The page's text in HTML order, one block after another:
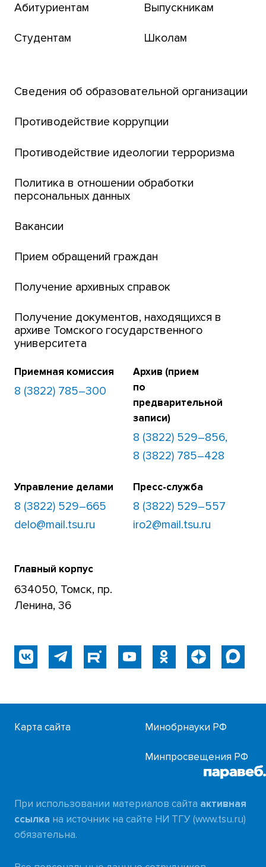
Транссибирский научный путь
Парк социогуманитарных технологий ТГУ
Английский для всех
ТГУ
Интернет-лицей
Открытые онлайн-курсы (MOOCs)
Платежи онлайн
Банк инициатив по развитию университета
Абитуриентам
Студентам
Выпускникам
Школам
Сведения об образовательной организации
Противодействие коррупции
Противодействие идеологии терроризма
Политика в отношении обработки
персональных данных
Вакансии
Прием обращений граждан
Получение архивных справок
Получение документов, находящихся в
архиве Томского государственного
университета
Приемная комиссия
8 (3822) 785–300
Архив (прием
по
предварительной
записи)
8 (3822) 529–856,
8 (3822) 785–428
Управление делами
8 (3822) 529–665
delo@mail.tsu.ru
Пресс-служба
8 (3822) 529–557
iro2@mail.tsu.ru
Главный корпус
634050, Томск, пр.
Ленина, 36
Карта сайта Минобрнауки РФ
Минпросвещения РФ
При использовании материалов сайта активная
ссылка на источник на сайте НИ ТГУ (www.tsu.ru)
обязательна.